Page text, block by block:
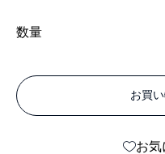
数量
お買
お気